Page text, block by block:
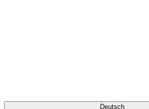
Deutsch